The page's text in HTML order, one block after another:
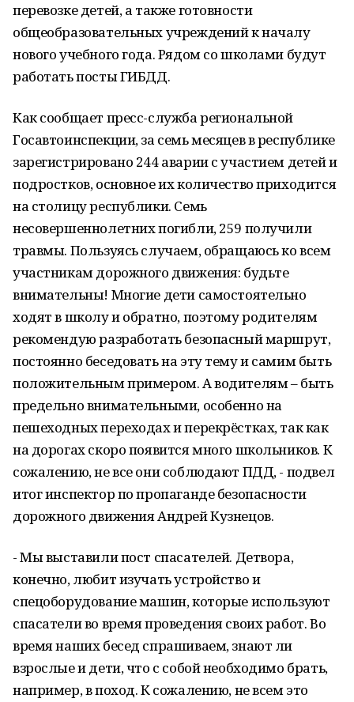
перевозке детей, а также готовности
общеобразовательных учреждений к началу
нового учебного года. Рядом со школами будут
работать посты ГИБДД.
Как сообщает пресс-служба региональной
Госавтоинспекции, за семь месяцев в республике
зарегистрировано 244 аварии с участием детей и
подростков, основное их количество приходится
на столицу республики. Семь
несовершеннолетних погибли, 259 получили
травмы. Пользуясь случаем, обращаюсь ко всем
участникам дорожного движения: будьте
внимательны! Многие дети самостоятельно
ходят в школу и обратно, поэтому родителям
рекомендую разработать безопасный маршрут,
постоянно беседовать на эту тему и самим быть
положительным примером. А водителям – быть
предельно внимательными, особенно на
пешеходных переходах и перекрёстках, так как
на дорогах скоро появится много школьников. К
сожалению, не все они соблюдают ПДД, - подвел
итог инспектор по пропаганде безопасности
дорожного движения Андрей Кузнецов.
- Мы выставили пост спасателей. Детвора,
конечно, любит изучать устройство и
спецоборудование машин, которые используют
спасатели во время проведения своих работ. Во
время наших бесед спрашиваем, знают ли
взрослые и дети, что с собой необходимо брать,
например, в поход. К сожалению, не всем это